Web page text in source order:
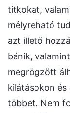
titkokat,
mélyreható
azt illető
bánik,
megrögzött
kilátásokon és
többet. Nem